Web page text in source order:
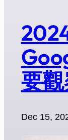
要
Dec 15,